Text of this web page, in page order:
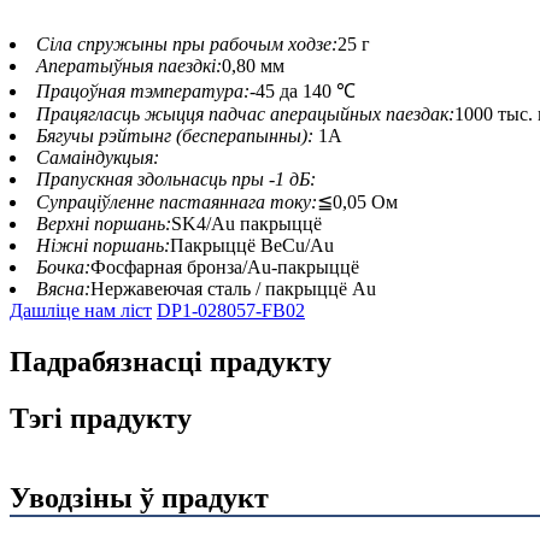
Сіла спружыны пры рабочым ходзе:25 г
Аператыўныя паездкі:0,80 мм
Працоўная тэмпература:-45 да 140 ℃
Працягласць жыцця падчас аперацыйных паездак:1000 тыс.
Бягучы рэйтынг (бесперапынны): 1A
Самаіндукцыя:
Прапускная здольнасць пры -1 дБ:
Супраціўленне пастаяннага току:≦0,05 Ом
Верхні поршань:SK4/Au пакрыццё
Ніжні поршань:Пакрыццё BeCu/Au
Бочка:Фосфарная бронза/Au-пакрыццё
Вясна:Нержавеючая сталь / пакрыццё Au
Дашліце нам ліст DP1-028057-FB02
Падрабязнасці прадукту
Тэгі прадукту
Уводзіны ў прадукт